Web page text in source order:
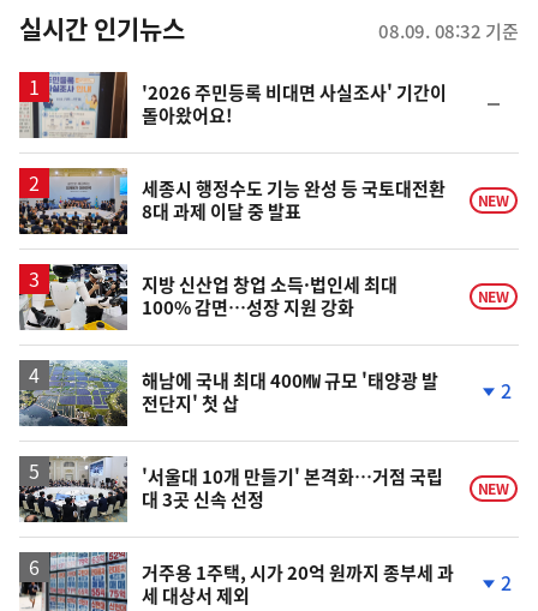
뉴
스
실시간 인기뉴스 08.09. 08:32 기준
'2026 주민등록 비대면 사실조사' 기간이
돌아왔어요!
일
세종시 행정수도 기능 완성 등 국토대전환
8대 과제 이달 중 발표
NEW
지방 신산업 창업 소득·법인세 최대
100% 감면…성장 지원 강화
NEW
해남에 국내 최대 400㎿ 규모 '태양광 발
전단지' 첫 삽
하
락
2
'서울대 10개 만들기' 본격화…거점 국립
대 3곳 신속 선정
NEW
거주용 1주택, 시가 20억 원까지 종부세 과
세 대상서 제외
2